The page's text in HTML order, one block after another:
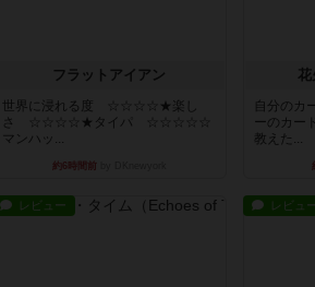
フラットアイアン
世界に浸れる度 ☆☆☆☆★楽し
さ ☆☆☆☆★タイパ ☆☆☆☆☆
マンハッ...
約6時間前
自分のカ
ーのカー
教えた...
レビュー レビュ